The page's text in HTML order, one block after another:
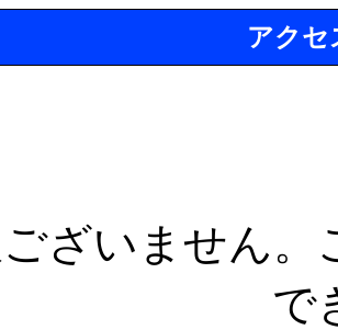
アクセ
ざいません
で